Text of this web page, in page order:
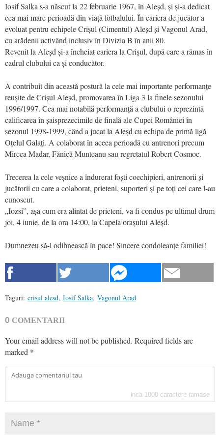
Iosif Salka s-a născut la 22 februarie 1967, în Aleșd, și și-a dedicat
cea mai mare perioadă din viață fotbalului. În cariera de jucător a
evoluat pentru echipele Crișul (Cimentul) Aleșd și Vagonul Arad,
cu arădenii activând inclusiv în Divizia B în anii 80.
Revenit la Aleșd și-a încheiat cariera la Crișul, după care a rămas în
cadrul clubului ca și conducător.
A contribuit din această postură la cele mai importante performanțe
reușite de Crișul Aleșd, promovarea în Liga 3 la finele sezonului
1996/1997. Cea mai notabilă performanță a clubului o reprezintă
calificarea în șaisprezecimile de finală ale Cupei României în
sezonul 1998-1999, când a jucat la Aleșd cu echipa de primă ligă
Oțelul Galați. A colaborat în aceea perioadă cu antrenori precum
Mircea Madar, Fănică Munteanu sau regretatul Robert Cosmoc.
Trecerea la cele veșnice a îndurerat foști coechipieri, antrenorii și
jucătorii cu care a colaborat, prieteni, suporteri și pe toți cei care l-au
cunoscut.
„Iozsi”, așa cum era alintat de prieteni, va fi condus pe ultimul drum
joi, 4 iunie, de la ora 14:00, la Capela orașului Aleșd.
Dumnezeu să-l odihnească în pace! Sincere condoleanțe familiei!
Taguri: crisul alesd, Iosif Salka, Vagonul Arad
0 COMENTARII
Your email address will not be published. Required fields are
marked *
inca 1000 caractere ramase